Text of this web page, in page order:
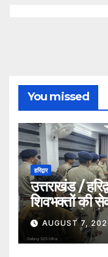
You missed
हरिद्वार
उत्तराखंड /
शिवभक्तों की
एक एसपीओ और
सम्मानित,
विडिओ !!
AUGUST 7,